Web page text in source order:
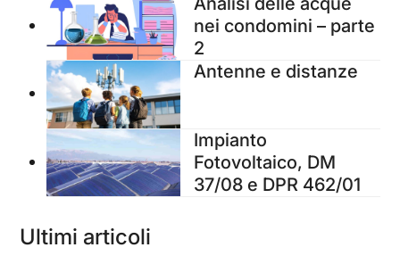
nei condomini – parte
2
Antenne e distanze
Impianto
Fotovoltaico, DM
37/08 e DPR 462/01
Ultimi articoli